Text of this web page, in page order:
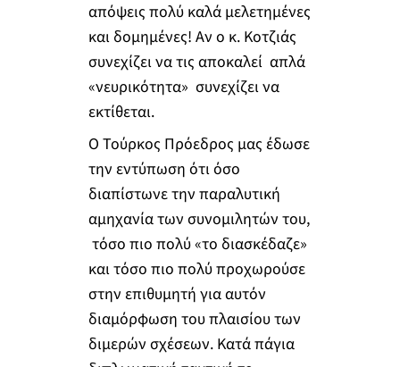
απόψεις πολύ καλά μελετημένες
και δομημένες! Αν ο κ. Κοτζιάς
συνεχίζει να τις αποκαλεί απλά
«νευρικότητα» συνεχίζει να
εκτίθεται.
Ο Τούρκος Πρόεδρος μας έδωσε
την εντύπωση ότι όσο
διαπίστωνε την παραλυτική
αμηχανία των συνομιλητών του,
τόσο πιο πολύ «το διασκέδαζε»
και τόσο πιο πολύ προχωρούσε
στην επιθυμητή για αυτόν
διαμόρφωση του πλαισίου των
διμερών σχέσεων. Κατά πάγια